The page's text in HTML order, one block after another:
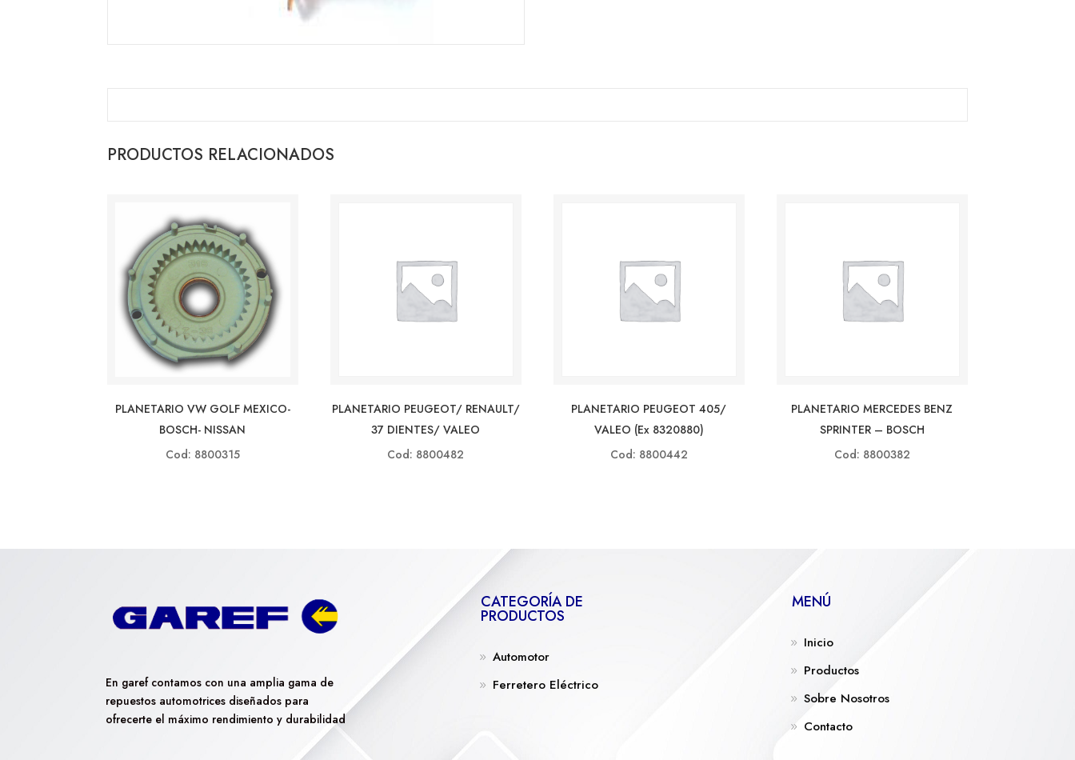
PRODUCTOS RELACIONADOS
PLANETARIO VW GOLF MEXICO-
BOSCH- NISSAN
Cod: 8800315
PLANETARIO PEUGEOT/ RENAULT/
37 DIENTES/ VALEO
Cod: 8800482
PLANETARIO PEUGEOT 405/
VALEO (ex 8320880)
Cod: 8800442
PLANETARIO MERCEDES BENZ
SPRINTER – BOSCH
Cod: 8800382
En garef contamos con una amplia gama de
repuestos automotrices diseñados para
ofrecerte el máximo rendimiento y durabilidad
CATEGORÍA DE
PRODUCTOS
Automotor
Ferretero Eléctrico
MENÚ
Inicio
Productos
Sobre Nosotros
Contacto